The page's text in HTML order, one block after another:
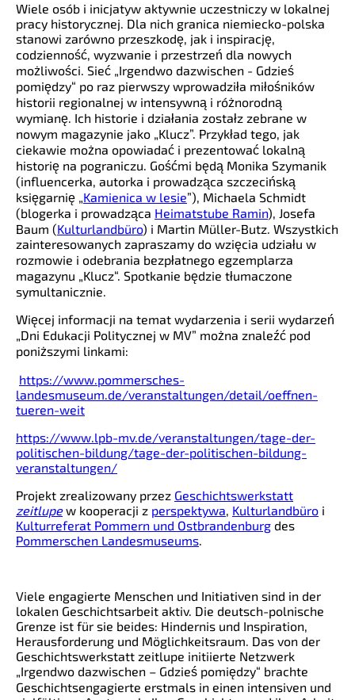
Wiele osób i inicjatyw aktywnie uczestniczy w lokalnej
pracy historycznej. Dla nich granica niemiecko-polska
stanowi zarówno przeszkodę, jak i inspirację,
codzienność, wyzwanie i przestrzeń dla nowych
możliwości. Sieć „Irgendwo dazwischen - Gdzieś
pomiędzy“ po raz pierwszy wprowadziła miłośników
historii regionalnej w intensywną i różnorodną
wymianę. Ich historie i działania zostałz zebrane w
nowym magazynie jako „Klucz”. Przykład tego, jak
ciekawie można opowiadać i prezentować lokalną
historię na pograniczu. Gośćmi będą Monika Szymanik
(influencerka, autorka i prowadząca szczecińską
księgarnię „Kamienica w lesie”), Michaela Schmidt
(blogerka i prowadząca Heimatstube Ramin), Josefa
Baum (Kulturlandbüro) i Martin Müller-Butz. Wszystkich
zainteresowanych zapraszamy do wzięcia udziału w
rozmowie i odebrania bezpłatnego egzemplarza
magazynu „Klucz“. Spotkanie będzie tłumaczone
symultanicznie.
Więcej informacji na temat wydarzenia i serii wydarzeń
„Dni Edukacji Politycznej w MV” można znaleźć pod
poniższymi linkami:
https://www.pommersches-
landesmuseum.de/veranstaltungen/detail/oeffnen-
tueren-weit
https://www.lpb-mv.de/veranstaltungen/tage-der-
politischen-bildung/tage-der-politischen-bildung-
veranstaltungen/
Projekt zrealizowany przez Geschichtswerkstatt
zeitlupew kooperacji z perspektywa, Kulturlandbüro i
Kulturreferat Pommern und Ostbrandenburg des
Pommerschen Landesmuseums.
Viele engagierte Menschen und Initiativen sind in der
lokalen Geschichtsarbeit aktiv. Die deutsch-polnische
Grenze ist für sie beides: Hindernis und Inspiration,
Herausforderung und Möglichkeitsraum. Das von der
Geschichtswerkstatt zeitlupe initiierte Netzwerk
„Irgendwo dazwischen – Gdzieś pomiędzy“ brachte
Geschichtsengagierte erstmals in einen intensiven und